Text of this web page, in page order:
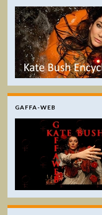
GAFFA-WEB